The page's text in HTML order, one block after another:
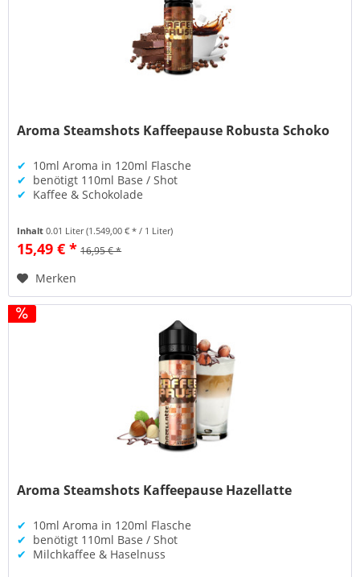
Aroma Steamshots Kaffeepause Robusta Schoko
✔ 10ml Aroma in 120ml Flasche
✔ benötigt 110ml Base / Shot
✔ Kaffee & Schokolade
Inhalt0.01 Liter(1.549,00 € * / 1 Liter)
15,49 € * 16,95 € *
Merken
Aroma Steamshots Kaffeepause Hazellatte
✔ 10ml Aroma in 120ml Flasche
✔ benötigt 110ml Base / Shot
✔ Milchkaffee & Haselnuss